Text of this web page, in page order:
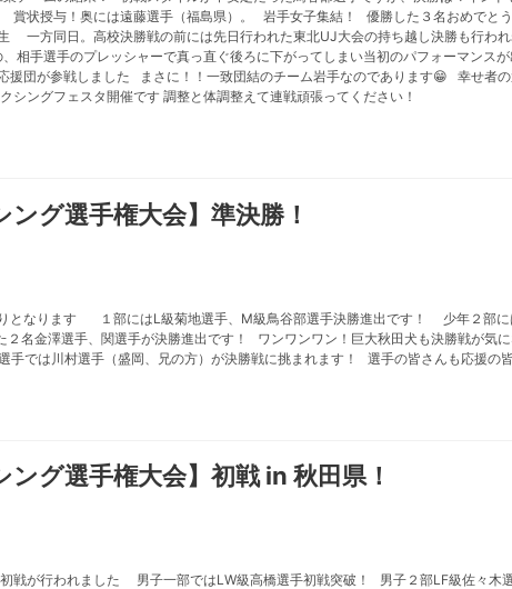
賞状授与！奥には遠藤選手（福島県）。 岩手女子集結！ 優勝した３名おめでと
一方同日。高校決勝戦の前には先日行われた東北UJ大会の持ち越し決勝も行わ
相手選手のプレッシャーで真っ直ぐ後ろに下がってしまい当初のパフォーマンス
援団が参戦しました まさに！！一致団結のチーム岩手なのであります😁 幸せ者
シングフェスタ開催です 調整と体調整えて連戦頑張ってください！
ング選手権大会】準決勝！
となります １部にはL級菊地選手、M級鳥谷部選手決勝進出です！ 少年２部に
名金澤選手、関選手が決勝進出です！ ワンワンワン！巨大秋田犬も決勝戦が気
では川村選手（盛岡、兄の方）が決勝戦に挑まれます！ 選手の皆さんも応援の
ング選手権大会】初戦 in 秋田県！
戦が行われました 男子一部ではLW級高橋選手初戦突破！ 男子２部LF級佐々